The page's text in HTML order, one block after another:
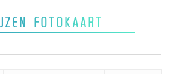
Fotokaart